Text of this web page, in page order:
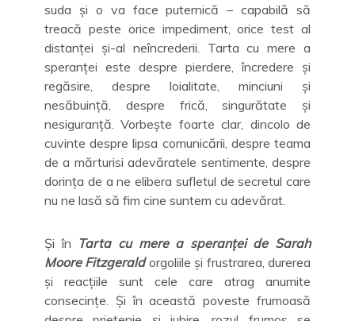
suda și o va face puternică – capabilă să
treacă peste orice impediment, orice test al
distanței și-al neîncrederii. Tarta cu mere a
speranței este despre pierdere, încredere și
regăsire, despre loialitate, minciuni și
nesăbuință, despre frică, singurătate și
nesiguranță. Vorbește foarte clar, dincolo de
cuvinte despre lipsa comunicării, despre teama
de a mărturisi adevăratele sentimente, despre
dorința de a ne elibera sufletul de secretul care
nu ne lasă să fim cine suntem cu adevărat.
Și în Tarta cu mere a speranței de Sarah
Moore Fitzgerald orgoliile și frustrarea, durerea
și reacțiile sunt cele care atrag anumite
consecințe. Și în această poveste frumoasă